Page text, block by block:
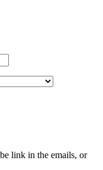
link in the emails, or